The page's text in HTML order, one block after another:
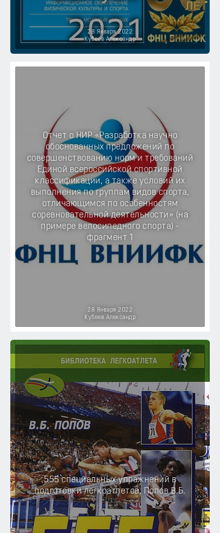
28 Января 2022
Кубеев Александр
Отчет о НИР «Разработка научно
обоснованных предложений по
совершенствованию норм и требований
Единой всероссийской спортивной
классификации, а также условий их
выполнения по группам видов спорта,
отличающимся по особенностям
соревновательной деятельности» (на
примере велосипедного спорта) -
фрагмент 1
28 Января 2022
Кубеев Александр
555 специальных упражнений в
подготовки легкоатлетов, Попов В.Б.